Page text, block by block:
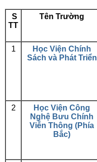
S
TT
Tên Trường
1
Học Viện Chính
Sách và Phát Triển
2
Học Viện Công
Nghệ Bưu Chính
Viễn Thông (Phía
Bắc)